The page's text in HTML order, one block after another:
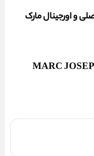
و اورجینال مارک
MARC